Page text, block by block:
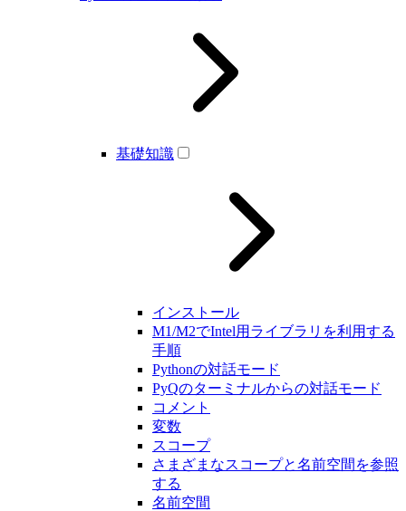
基礎知識
インストール
M1/M2でIntel用ライブラリを利用する
手順
Pythonの対話モード
PyQのターミナルからの対話モード
コメント
変数
スコープ
さまざまなスコープと名前空間を参照
する
名前空間